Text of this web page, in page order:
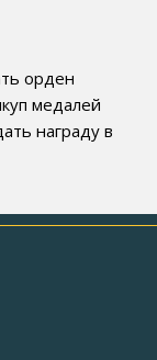
орден
медалей
награду в